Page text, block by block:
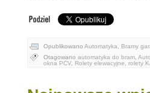
Opublikowano Automatyka Bramy
Otagowano automatyka do bram,
okna PCV, Rolety elewacyjne rolety